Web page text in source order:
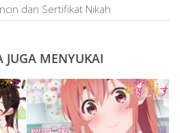
dan Sertifikat Nikah
MENYUKAI